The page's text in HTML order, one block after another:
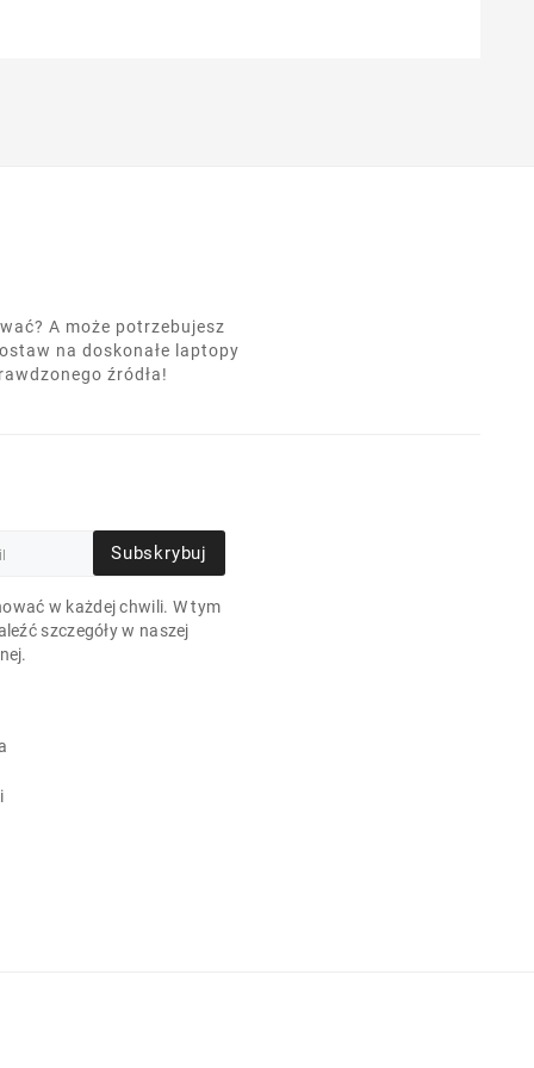
A może potrzebujesz
na doskonałe laptopy
źródła!
Subskrybuj
w każdej chwili. W tym
szczegóły w naszej